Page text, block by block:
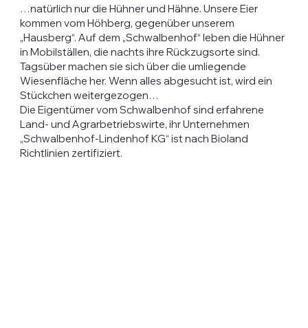
…natürlich nur die Hühner und Hähne. Unsere Eier
kommen vom Höhberg, gegenüber unserem
„Hausberg“. Auf dem „Schwalbenhof“ leben die Hühner
in Mobilställen, die nachts ihre Rückzugsorte sind.
Tagsüber machen sie sich über die umliegende
Wiesenfläche her. Wenn alles abgesucht ist, wird ein
Stückchen weitergezogen…
Die Eigentümer vom Schwalbenhof sind erfahrene
Land- und Agrarbetriebswirte, ihr Unternehmen
„Schwalbenhof-Lindenhof KG“ ist nach Bioland
Richtlinien zertifiziert.